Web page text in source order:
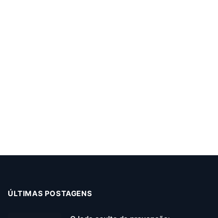
ÚLTIMAS POSTAGENS